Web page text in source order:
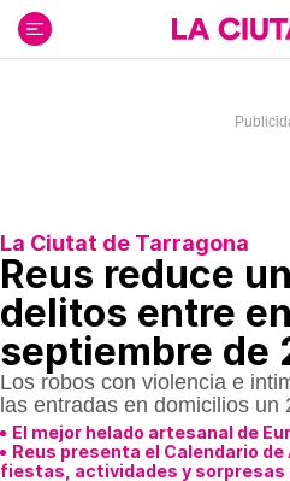
contenido
La Ciutat de Tarragona
Reus reduce
delitos entre
septiembre de
Los robos con violencia e
las entradas en domicilios un
El mejor helado artesanal de
Reus presenta el Calendario
fiestas, actividades y sorpresas